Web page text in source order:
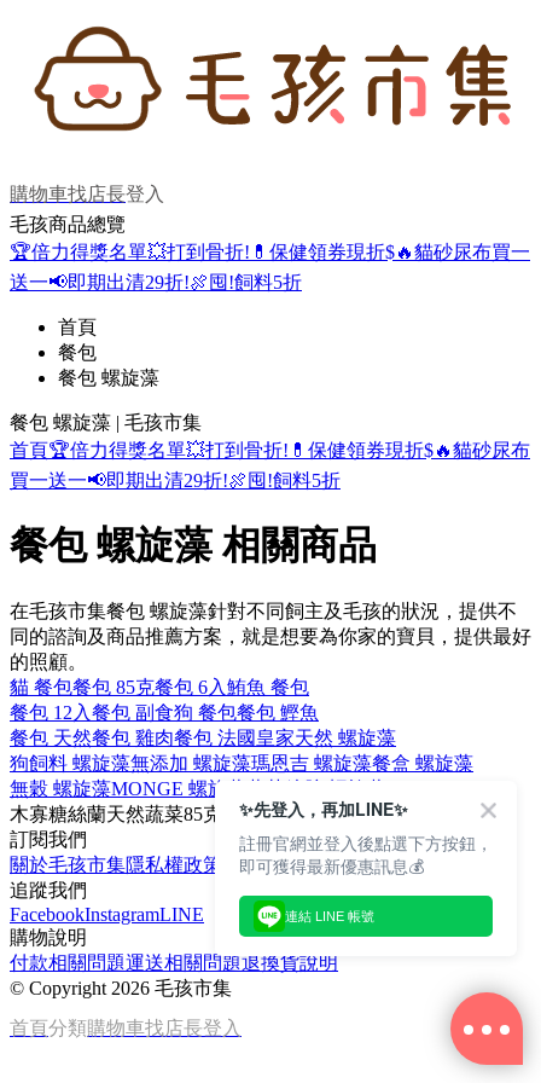
購物車找店長登入
毛孩商品總覽
🏆倍力得獎名單💥打到骨折! 💊保健領券現折$🔥貓砂尿布買一
送一📢即期出清29折!🍖囤!飼料5折
首頁
餐包
餐包 螺旋藻
餐包 螺旋藻 | 毛孩市集
首頁🏆倍力得獎名單💥打到骨折! 💊保健領券現折$🔥貓砂尿布
買一送一📢即期出清29折!🍖囤!飼料5折
餐包 螺旋藻 相關商品
在毛孩市集餐包 螺旋藻針對不同飼主及毛孩的狀況，提供不
同的諮詢及商品推薦方案，就是想要為你家的寶貝，提供最好
的照顧。
貓 餐包餐包 85克餐包 6入鮪魚 餐包
餐包 12入餐包 副食狗 餐包餐包 鰹魚
餐包 天然餐包 雞肉餐包 法國皇家天然 螺旋藻
狗飼料 螺旋藻無添加 螺旋藻瑪恩吉 螺旋藻餐盒 螺旋藻
無穀 螺旋藻MONGE 螺旋藻
木寡糖絲蘭天然蔬菜85克
訂閱我們
關於毛孩市集隱私權政策
文章
追蹤我們
FacebookInstagramLINE
購物說明
付款相關問題運送相關問題退換貨說明
© Copyright 2026 毛孩市集
首頁分類購物車找店長登入
✨先登入，再加LINE✨
註冊官網並登入後點選下方按鈕，
即可獲得最新優惠訊息💰
連結 LINE 帳號